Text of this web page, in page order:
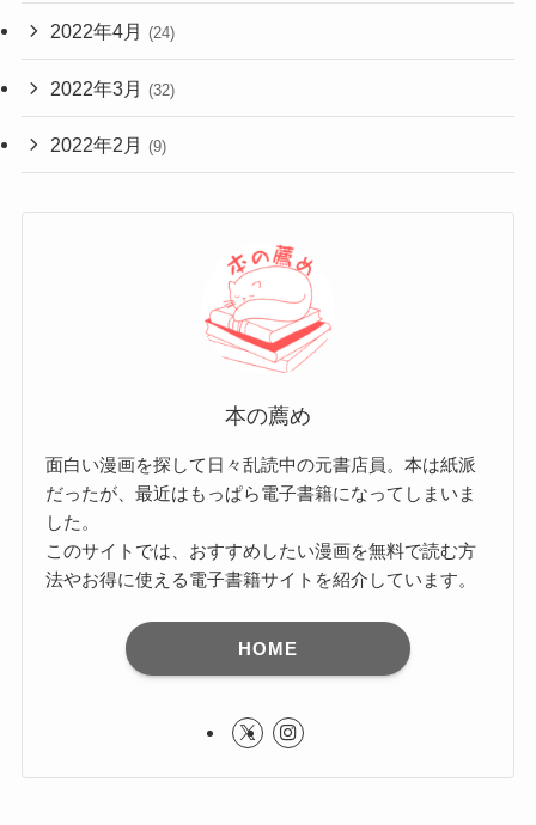
2022年4月 (24)
2022年3月 (32)
2022年2月 (9)
本の薦め
面白い漫画を探して日々乱読中の元書店員。本は紙派
だったが、最近はもっぱら電子書籍になってしまいま
した。
このサイトでは、おすすめしたい漫画を無料で読む方
法やお得に使える電子書籍サイトを紹介しています。
HOME